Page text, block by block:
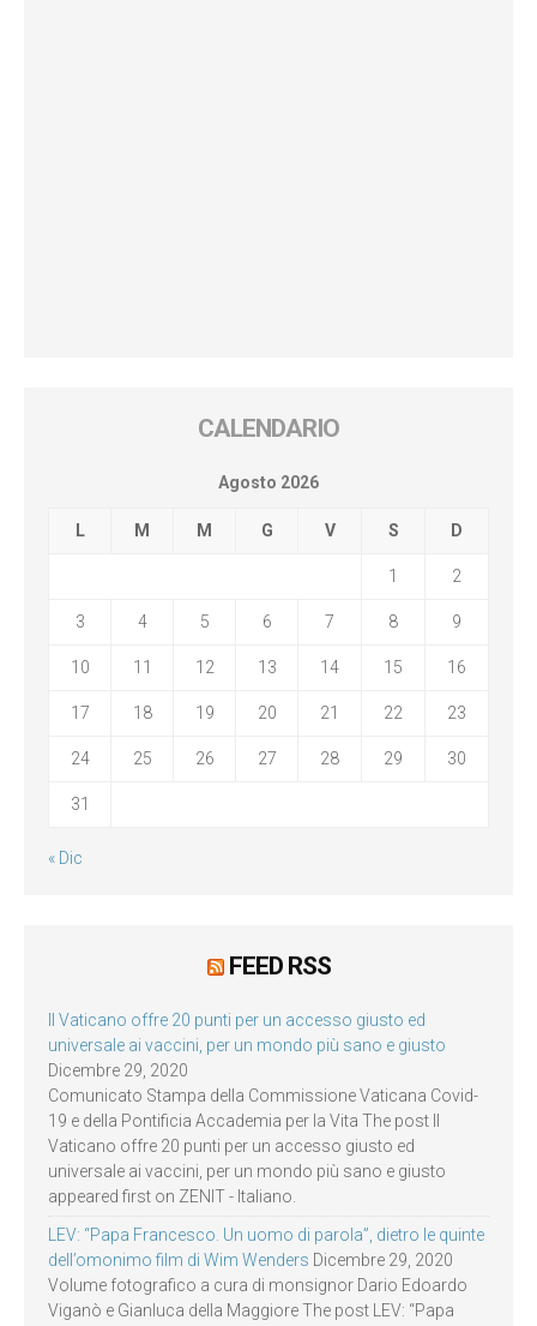
CALENDARIO
Agosto 2026
L M M G V S D
1 2
3 4 5 6 7 8 9
10 11 12 13 14 15 16
17 18 19 20 21 22 23
24 25 26 27 28 29 30
31
« Dic
FEED RSS
Il Vaticano offre 20 punti per un accesso giusto ed
universale ai vaccini, per un mondo più sano e giusto
Dicembre 29, 2020
Comunicato Stampa della Commissione Vaticana Covid-
19 e della Pontificia Accademia per la Vita The post Il
Vaticano offre 20 punti per un accesso giusto ed
universale ai vaccini, per un mondo più sano e giusto
appeared first on ZENIT - Italiano.
LEV: “Papa Francesco. Un uomo di parola”, dietro le quinte
dell’omonimo film di Wim Wenders Dicembre 29, 2020
Volume fotografico a cura di monsignor Dario Edoardo
Viganò e Gianluca della Maggiore The post LEV: “Papa